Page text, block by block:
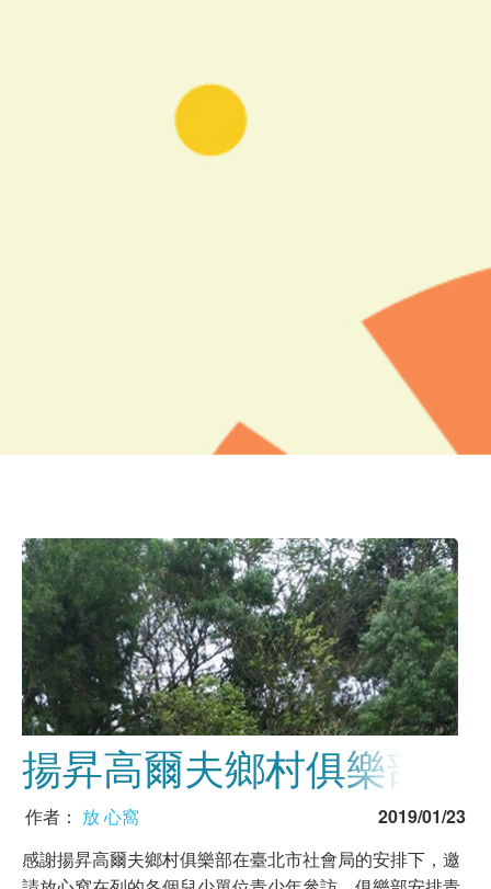
揚昇高爾夫鄉村俱樂部
作者： 放 心窩
2019/01/23
感謝揚昇高爾夫鄉村俱樂部在臺北市社會局的安排下，邀